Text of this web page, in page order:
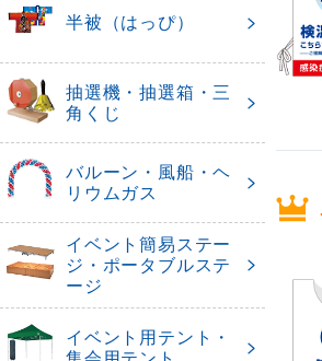
半被（はっぴ）
抽選機・抽選箱・三
角くじ
バルーン・風船・ヘ
リウムガス
イベント簡易ステー
ジ・ポータブルステ
ージ
イベント用テント・